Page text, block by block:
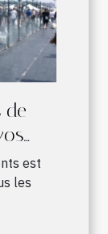
de
est
les